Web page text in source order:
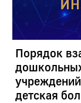
Порядок
детская